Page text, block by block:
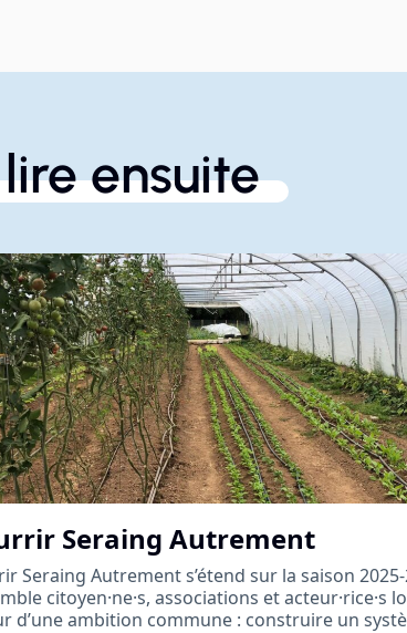
ensuite
Seraing Autrement
Seraing Autrement s’étend sur la saison
citoyen·ne·s, associations et acteur·rice·s
d’une ambition commune : construire un